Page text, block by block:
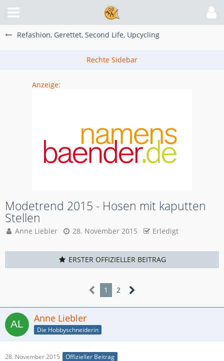
Refashion, Gerettet, Second Life, Upcycling
Anzeige:
Modetrend 2015 - Hosen mit kaputten
Stellen
Anne Liebler 28. November 2015 Erledigt
ERSTER OFFIZIELLER BEITRAG
1 2
Anne Liebler
Die Hobbyschneiderin
28. November 2015 Offizieller Beitrag